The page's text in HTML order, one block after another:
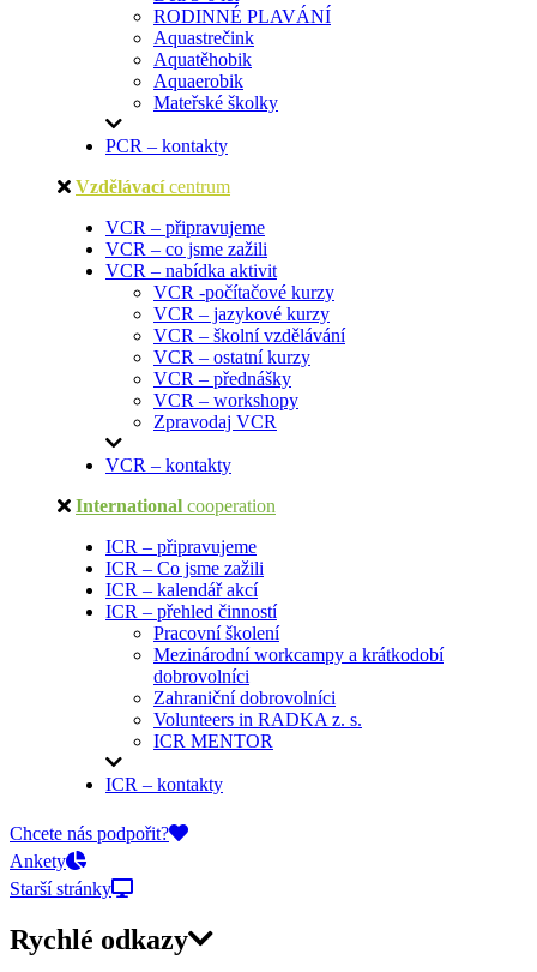
RODINNÉ PLAVÁNÍ
Aquastrečink
Aquatěhobik
Aquaerobik
Mateřské školky
PCR – kontakty
Vzdělávací centrum
VCR – připravujeme
VCR – co jsme zažili
VCR – nabídka aktivit
VCR -počítačové kurzy
VCR – jazykové kurzy
VCR – školní vzdělávání
VCR – ostatní kurzy
VCR – přednášky
VCR – workshopy
Zpravodaj VCR
VCR – kontakty
International cooperation
ICR – připravujeme
ICR – Co jsme zažili
ICR – kalendář akcí
ICR – přehled činností
Pracovní školení
Mezinárodní workcampy a krátkodobí
dobrovolníci
Zahraniční dobrovolníci
Volunteers in RADKA z. s.
ICR MENTOR
ICR – kontakty
On-line přihlášky
Chcete nás podpořit?
Ankety
Starší stránky
Rychlé odkazy